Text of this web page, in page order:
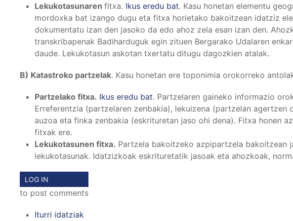
Lekukotasunaren fitxa. Ikus eredu bat. Kasu honetan elementu
mordoxka bat izango dugu eta fitxa horietako bakoitzean idatziz
dokumentatu izan den jasoko da edo ahoz zela esan izan den.
transkribapenak Badiharduguk egin zituen Bergarako Udalaren
daude. Lekukotasun askotan txertatu ditugu dagozkien atalak.
B) Katastroko partzelak. Kasu honetan ere toponimia orokorreko
Partzelako fitxa. Ikus eredu bat. Partzelaren gaineko informazio
Erreferentzia (partzelaren zenbakia), lekuizena (partzelan agertzen
auzoa eta finka zenbakia (eskrituretan jaso ohi dena). Fitxa honen
fitxak ere.
Lekukotasunen fitxa. Partzela bakoitzeko azpipartzela bakoitzean
lekukotasunak. Idatzizkoak eskrituretatik jasoak eta ahozkoak,
LOG IN
to post comments
Iturri idatziak